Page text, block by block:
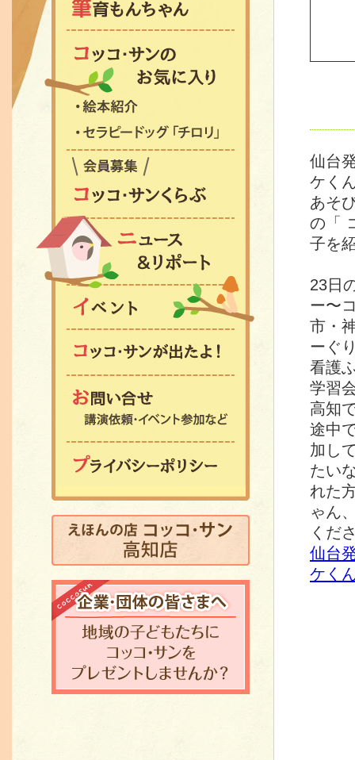
セラピードッグ「チロ
コッコ・サンくらぶ会
ニュース&リポート
コッコ・サンが出たよ
お問い合わせ 講演依
プライバシーポリシー
えほんの店 コッコ
仙台
ケく
あそ
の「
子を
23日
ー〜
市・
ーぐ
看護
学習
高知
途中
加し
たい
れた
ゃん
くだ
仙台
ケく